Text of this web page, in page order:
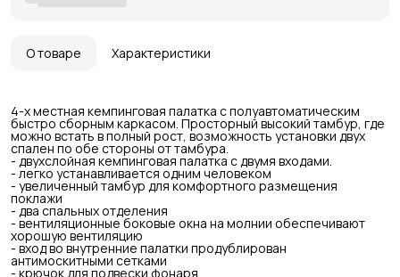
О товаре Характеристики
4-х местная кемпинговая палатка с полуавтоматическим
быстро сборным каркасом. Просторный высокий тамбур, где
можно встать в полный рост, возможность установки двух
спален по обе стороны от тамбура.
- двухслойная кемпинговая палатка с двумя входами.
- легко устанавливается одним человеком
- увеличенный тамбур для комфортного размещения
поклажи
- два спальных отделения
- вентиляционные боковые окна на молнии обеспечивают
хорошую вентиляцию
- вход во внутренние палатки продублирован
антимоскитными сетками
- крючок для подвески фонаря